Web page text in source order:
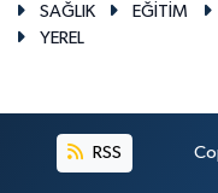
SAĞLIK
EĞİTİM
YEREL
RSS